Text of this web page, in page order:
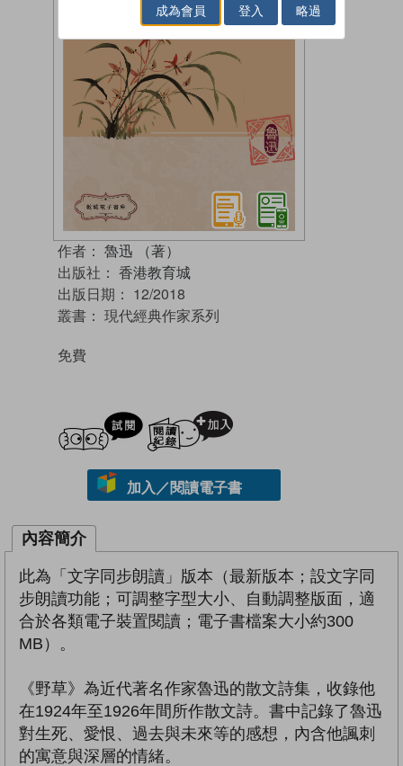
作者： 魯迅 （著）
出版社： 香港教育城
出版日期： 12/2018
叢書： 現代經典作家系列
免費
試閲
加入／閱讀電子書
內容簡介
此為「文字同步朗讀」版本（最新版本；設文字同
步朗讀功能；可調整字型大小、自動調整版面，適
合於各類電子裝置閱讀；電子書檔案大小約300
MB）。
《野草》為近代著名作家魯迅的散文詩集，收錄他
在1924年至1926年間所作散文詩。書中記錄了魯迅
對生死、愛恨、過去與未來等的感想，內含他諷刺
的寓意與深層的情緒。
成為會員 登入 略過